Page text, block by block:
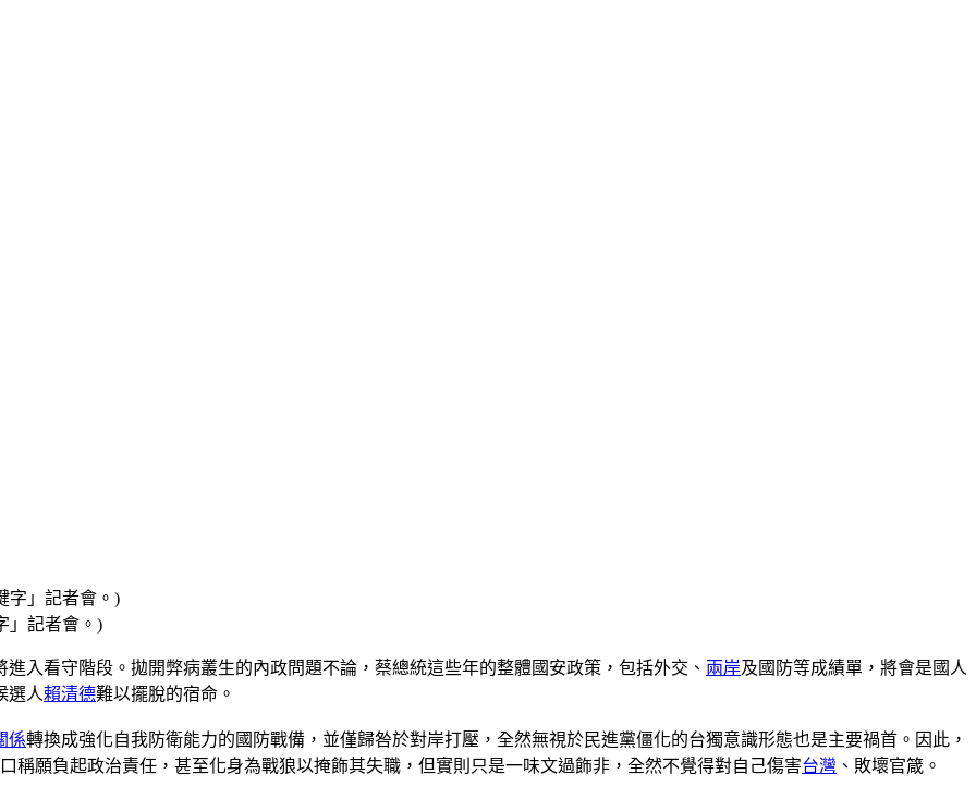
」記者會。)
入看守階段。拋開弊病叢生的內政問題不論，蔡總統這些年的整體國安政策，包括外交、 兩岸及國防等成績單，將會是國人
選人賴清德難以擺脫的宿命。
係轉換成強化自我防衛能力的國防戰備，並僅歸咎於對岸打壓，全然無視於民進黨僵化的台獨意識形態也是主要禍首。因此，
稱願負起政治責任，甚至化身為戰狼以掩飾其失職，但實則只是一味文過飾非，全然不覺得對自己傷害台灣 、敗壞官箴。